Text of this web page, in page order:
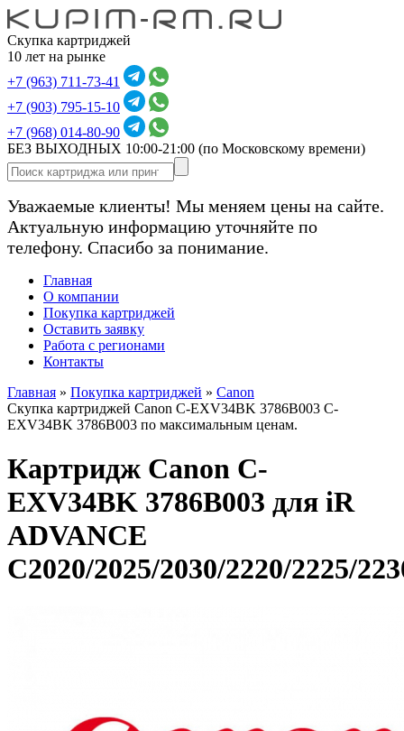
Скупка картриджей
10 лет на рынке
+7 (963) 711-73-41
+7 (903) 795-15-10
+7 (968) 014-80-90
БЕЗ ВЫХОДНЫХ 10:00-21:00 (по Московскому времени)
Уважаемые клиенты! Мы меняем цены на сайте.
Актуальную информацию уточняйте по
телефону. Спасибо за понимание.
Главная
О компании
Покупка картриджей
Оставить заявку
Работа с регионами
Контакты
Главная » Покупка картриджей » Canon
Скупка картриджей Canon C-EXV34BK 3786B003 C-
EXV34BK 3786B003 по максимальным ценам.
Картридж Canon C-
EXV34BK 3786B003 для iR
ADVANCE
C2020/2025/2030/2220/2225/